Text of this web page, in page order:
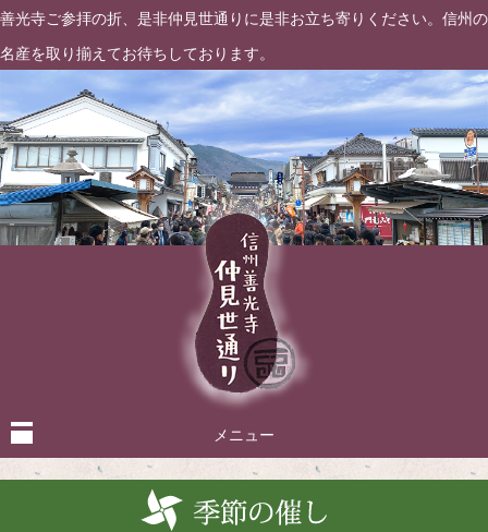
善光寺ご参拝の折、是非仲見世通りに是非お立ち寄りください。信州の
名産を取り揃えてお待ちしております。
メニュー